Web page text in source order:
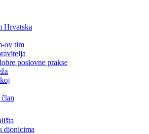
Hrvatska
ov tim
poslovne prakse
dionicima